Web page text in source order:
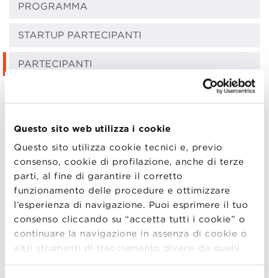
Questo sito web utilizza i cookie
Questo sito utilizza cookie tecnici e, previo
consenso, cookie di profilazione, anche di terze
parti, al fine di garantire il corretto
funzionamento delle procedure e ottimizzare
l’esperienza di navigazione. Puoi esprimere il tuo
consenso cliccando su “accetta tutti i cookie” o
continuare la navigazione in assenza di cookie o
altri strumenti di tracciamento diversi da quelli
tecnici semplicemente chiudendo il presente
PROGRAMMA
STARTUP PARTECIPANTI
PARTECIPANTI
ENTREPRENEURSHIP HUB
ISCRIZIONE
LoStartUp Ecosystem Dayè un’occasione unica nel
panorama imprenditoriale italiano.
Prenderanno parte all’evento: